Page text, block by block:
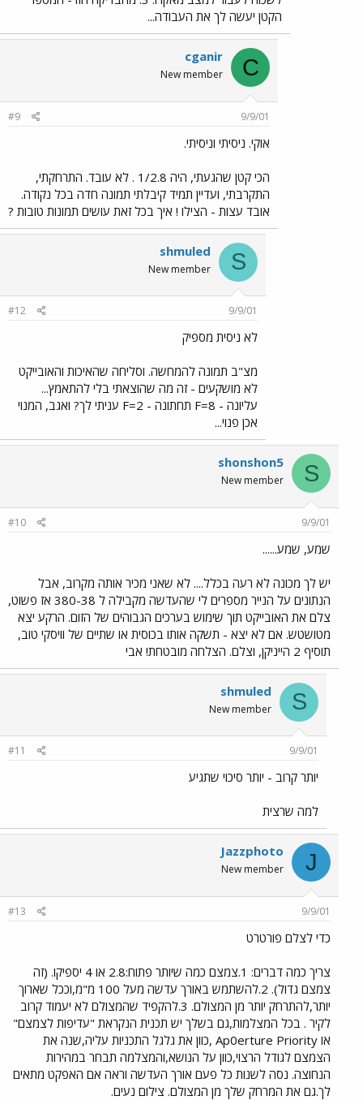
הקטן יעשה לך את העבודה...
C
cganir
New member
9/9/01
#9
אוקי. ניסיתי וניסיתי.
הכי קטן שהגעתי, היה 1/2.8 . לא עובד. התרחקתי,
התקרבתי, ועדיין תמיד קיבלתי תמונה חדה בכל נקודה.
אובד עצות - הצילו ! איך בכל זאת עושים תמונות טובות ?
S
shmuled
New member
9/9/01
#12
לא ניסית מספיק
מצ"ב תמונה להמחשה. וסליחה שהאיכות והאובייקט
לא מושקעים - זה מה שהוצאתי בלי להתאמץ...
עליונה - F=8 תחתונה - F=2 עניתי לך? ואגב, המנוי
אכן פנוי...
S
shonshon5
New member
9/9/01
#10
שמע, שמע......
יש לך מכונה לא רעה בכלל.... לא שאני מכיר אותה מקרוב, אבל
הנתונים על הנייר מספרים לי שהעדשה מקבילה ל 380-38 אז פשוט,
צלם את האובייקט תוך שימוש בערכים הגבוהים של הזום. הרקע יצא
מטושטש. אם לא יצא - תשקה אותו בכוסית או שתיים של וויסקי טוב,
תוסיף 2 הייניקן, וצלם. הצלחה מובטחת! אבי
S
shmuled
New member
9/9/01
#11
יותר קרוב - יותר סיכוי שתגיע
למה שרצית
J
Jazzphoto
New member
9/9/01
#13
כדי לצלם פורטרט
צריך כמה דברים: 1.צמצם כמה שיותר פתוח:2.8 או 4 יספיקו. (זה
צמצם גדול). 2.להשתמש באורך עדשה מעל 100 מ"מ,וככל שארוך
יותר,להתרחק יותר מן המצולם. 3.להקפיד שהמצולם לא יעמוד קרוב
לקיר . בכל המצלמות,גם בשלך יש תכנית הנקראת "עדיפות לצמצם"
או Ap0erture Priority ,כוון את גלגל התכניות עליה,שנה את
הצמצם לגודל הרצוי,כוון על הנושא,והמצלמה תבחר במהירות
הנחוצה. נסה לשנות כל פעם אורך העדשה וראה אם האפקט מתאים
לך.גם את המרחק שלך מן המצולם. צילום נעים.